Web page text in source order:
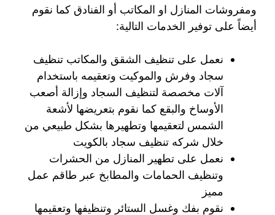
ومفروشات المنازل او المكاتب أو الفنادق كما نقوم
أيضاً على توفير الخدمات التالية:
نعمل على تنظيف الشقق والمكاتب تنظيف
سجاد وفرش والموكيت وتعقيمه باستخدام
آلات مخصصة لتنظيف السجاد وإزالة أصعب
الأوساخ والبقع كما نقوم بتعريضها لأشعة
الشمس لتعقيمها وتطهيرها بشكل طبيعي من
خلال شركه تنظيف سجاد بالكويت
نعمل على تطهير المنازل من الحشرات
وتنظيف الحمامات والمطابخ عبر طاقم عمل
مميز
نقوم بفك وغسل الستائر وتنظيفها وتعقيمها